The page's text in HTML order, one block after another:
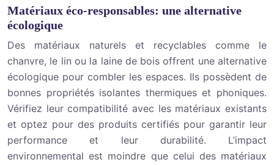
Matériaux éco-responsables: une alternative
écologique
Des matériaux naturels et recyclables comme le
chanvre, le lin ou la laine de bois offrent une alternative
écologique pour combler les espaces. Ils possèdent de
bonnes propriétés isolantes thermiques et phoniques.
Vérifiez leur compatibilité avec les matériaux existants
et optez pour des produits certifiés pour garantir leur
performance et leur durabilité. L’impact
environnemental est moindre que celui des matériaux